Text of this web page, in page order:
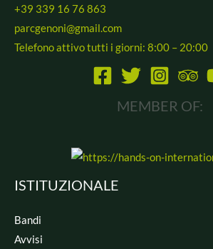
+39 339 16 76 863
parcgenoni@gmail.com
Telefono attivo tutti i giorni: 8:00 – 20:00
MEMBER OF:
ISTITUZIONALE
Bandi
Avvisi